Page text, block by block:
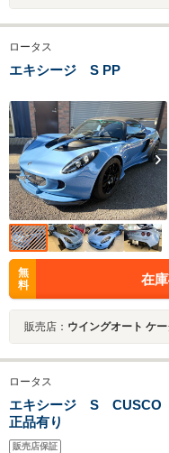
ロータス
エキシージ S PP
無
料
在
販売店： ウイングオート ケ
ロータス
エキシージ S CUSCO
正品有り
販売店保証